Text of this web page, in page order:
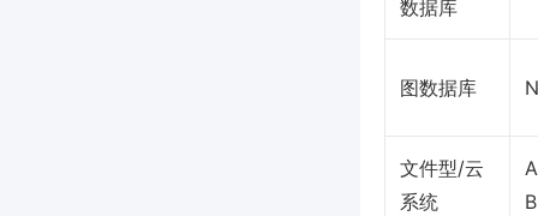
数据库
图数据库
文件型/云
系统